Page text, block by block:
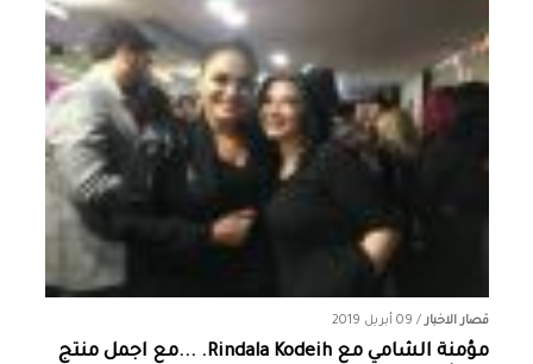
قصار الاخبار/ 09 أبريل 2019
مؤمنة الشامي‏ مع ‏‎Rindala Kodeih‎‏. ...مع اجمل منتج